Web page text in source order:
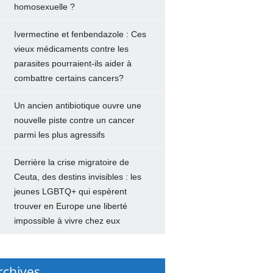
homosexuelle ?
Ivermectine et fenbendazole : Ces
vieux médicaments contre les
parasites pourraient-ils aider à
combattre certains cancers?
Un ancien antibiotique ouvre une
nouvelle piste contre un cancer
parmi les plus agressifs
Derrière la crise migratoire de
Ceuta, des destins invisibles : les
jeunes LGBTQ+ qui espèrent
trouver en Europe une liberté
impossible à vivre chez eux